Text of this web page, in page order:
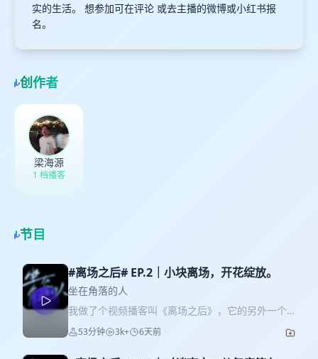
实的生活。 想参加可在评论 或去主播的微博或小红书报
名。
创作者
梁海源
1 档播客
节目
#离场之后# EP.2｜小块离场，开花绽放。
坐在角落的人
我做了个视频播客叫《离场之后》，它的另外一个
名字叫《脱口秀和Ta淘汰的朋友们》。每期会邀请
《脱友》离场的朋友们，一期聊聊失败学。把音频
53分钟 3k+ 6天前